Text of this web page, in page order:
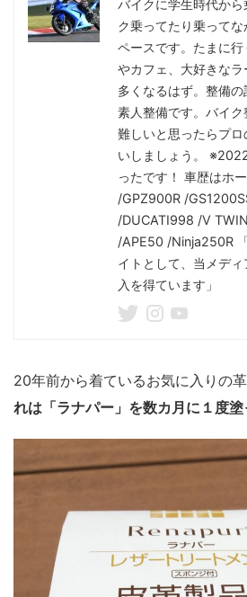
バイクに学生時代か
ク乗ってたり乗って
ペースです。たまに
やカフェ、大好きな
多くなるはず。整備
素人整備です。バイク
難しいと思ったらプ
いしましょう。
ったです！ 車歴はホ
/GPZ900R /
/DUCATI998 /V
/APE50 /Ninja250R
イトとして、当メデ
入を得ています」
20年前から着ているお気に入りの革
れは「ラナパー」を数カ月に１度